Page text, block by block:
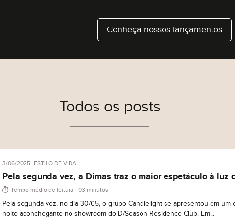
Conheça nossos lançamentos
Todos os posts
3/06/2025 ESTILO DE VIDA
Pela segunda vez, a Dimas traz o maior espetáculo à luz
para seus clientes.
Tempo médio de leitura - 03 minutos
Pela segunda vez, no dia 30/05, o grupo Candlelight se apresentou em um
noite aconchegante no showroom do D/Season Residence Club. Em...